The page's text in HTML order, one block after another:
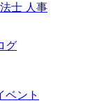
士 人事
グ
ベント